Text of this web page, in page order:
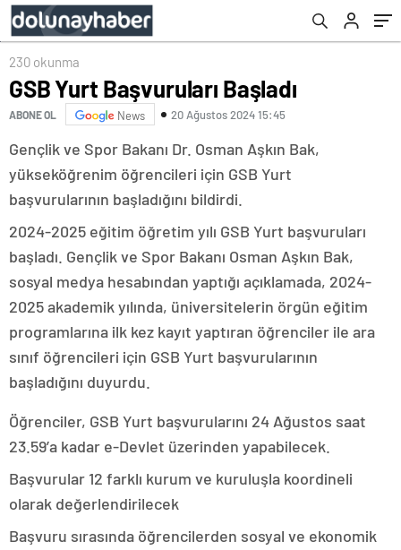
230 okunma
GSB Yurt Başvuruları Başladı
ABONE OL News 20 Ağustos 2024 15:45
Gençlik ve Spor Bakanı Dr. Osman Aşkın Bak,
yükseköğrenim öğrencileri için GSB Yurt
başvurularının başladığını bildirdi.
2024-2025 eğitim öğretim yılı GSB Yurt başvuruları
başladı. Gençlik ve Spor Bakanı Osman Aşkın Bak,
sosyal medya hesabından yaptığı açıklamada, 2024-
2025 akademik yılında, üniversitelerin örgün eğitim
programlarına ilk kez kayıt yaptıran öğrenciler ile ara
sınıf öğrencileri için GSB Yurt başvurularının
başladığını duyurdu.
Öğrenciler, GSB Yurt başvurularını 24 Ağustos saat
23.59’a kadar e-Devlet üzerinden yapabilecek.
Başvurular 12 farklı kurum ve kuruluşla koordineli
olarak değerlendirilecek
Başvuru sırasında öğrencilerden sosyal ve ekonomik